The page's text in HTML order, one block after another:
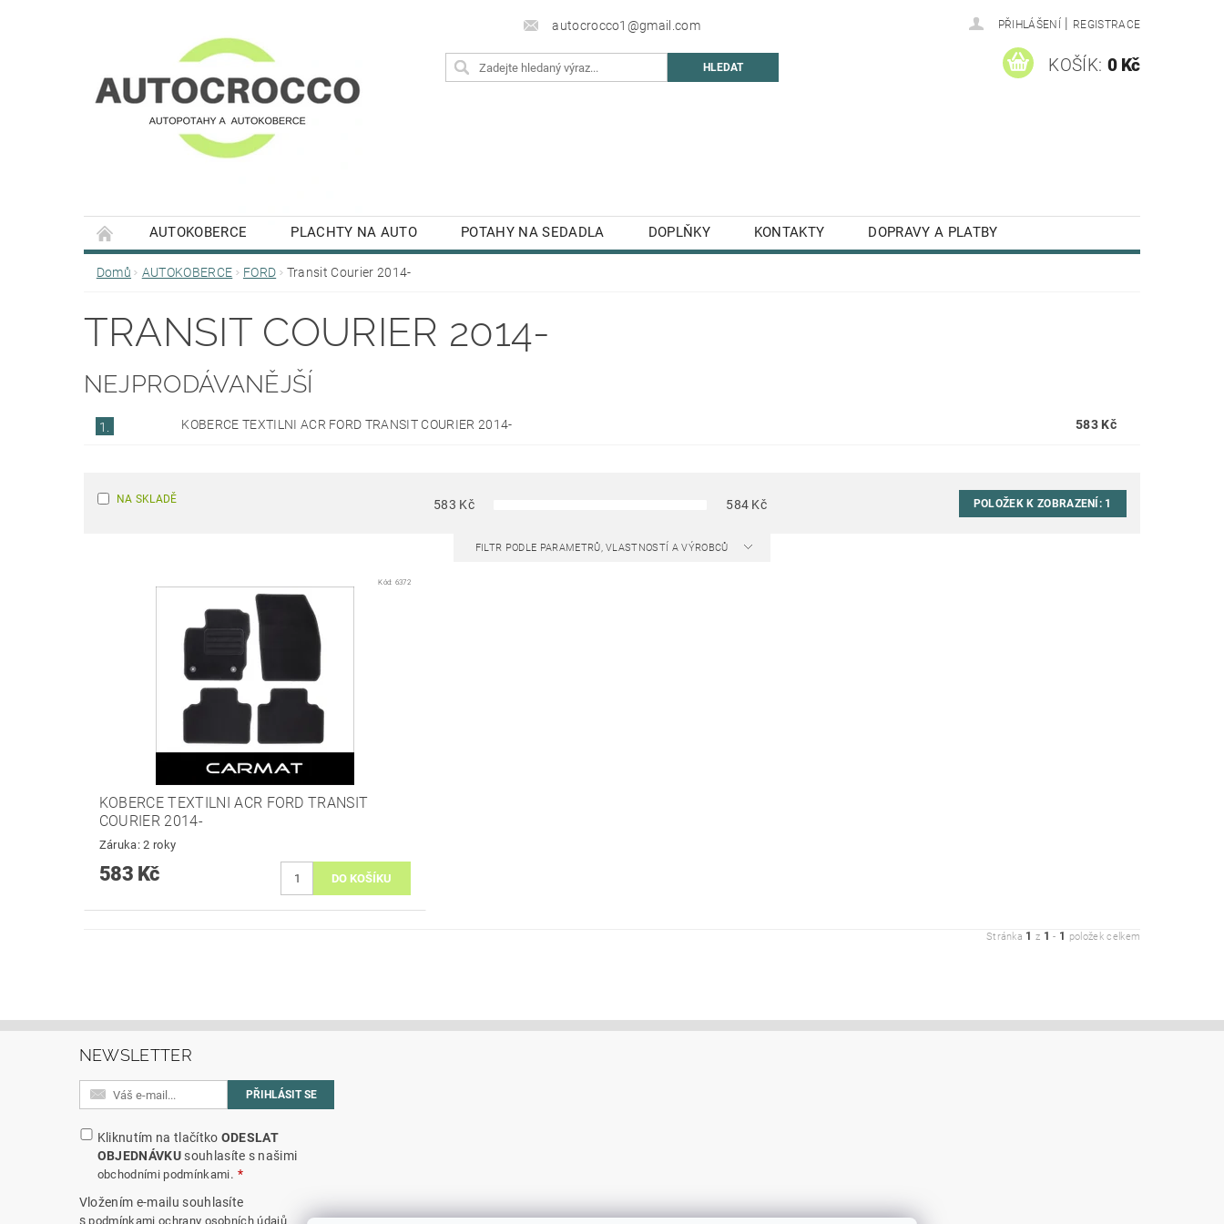
autocrocco1@gmail.com PŘIHLÁŠENÍ | REGISTRACE
KOŠÍK: 0 Kč
AUTOKOBERCE PLACHTY NA AUTO POTAHY NA SEDADLA DOPLŇKY KONTAKTY DOPRAVY A PLATBY
Domů AUTOKOBERCE FORD Transit Courier 2014-
TRANSIT COURIER 2014-
NEJPRODÁVANĚJŠÍ
1. KOBERCE TEXTILNI ACR FORD TRANSIT COURIER 2014- 583 Kč
NA SKLADĚ 583 Kč 584 Kč POLOŽEK K ZOBRAZENÍ: 1
FILTR PODLE PARAMETRŮ, VLASTNOSTÍ A VÝROBCŮ
Kód: 6372
KOBERCE TEXTILNI ACR FORD TRANSIT
COURIER 2014-
Záruka: 2 roky
583 Kč
Stránka 1 z 1 - 1 položek celkem
NEWSLETTER
Kliknutím na tlačítko ODESLAT
OBJEDNÁVKUsouhlasíte s našimi
obchodními podmínkami.
Vložením e-mailu souhlasíte
s podmínkami ochrany osobních údajů